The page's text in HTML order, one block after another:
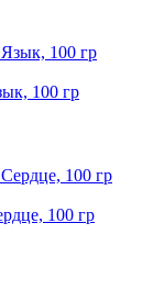
100 гр
100 гр